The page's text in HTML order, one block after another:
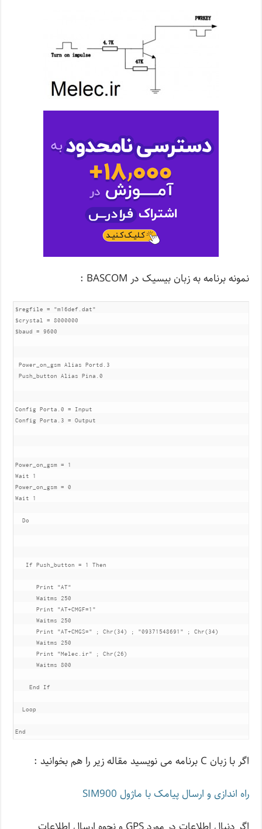
نمونه برنامه به زبان بیسیک در BASCOM :
$regfile = "m16def.dat"
$crystal = 8000000
$baud = 9600
Power_on_gsm Alias Portd.3
Push_button Alias Pina.0
Config Porta.0 = Input
Config Porta.3 = Output
Power_on_gsm = 1
Wait 1
Power_on_gsm = 0
Wait 1
  Do
   If Push_button = 1 Then
      Print "AT"
      Waitms 250
      Print "AT+CMGF=1"
      Waitms 250
      Print "AT+CMGS=" ; Chr(34) ; "09371548691" ; Chr(34)
      Waitms 250
      Print "Melec.ir" ; Chr(26)
      Waitms 800
    End If
  Loop
اگر با زبان C برنامه می نویسید مقاله زیر را هم بخوانید :
راه اندازی و ارسال پیامک با ماژول SIM900